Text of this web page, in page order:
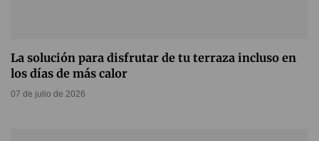
La solución para disfrutar de tu terraza incluso en
los días de más calor
07 de julio de 2026